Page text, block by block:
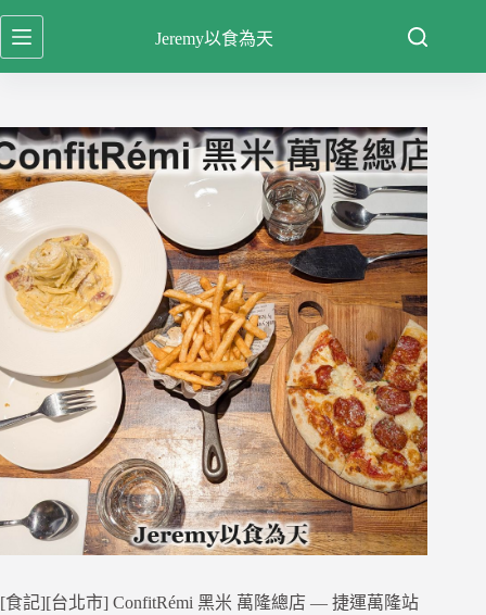
跳
至
容
Jeremy以食為天
[食記][台北市] ConfitRémi 黑米 萬隆總店 — 捷運萬隆站